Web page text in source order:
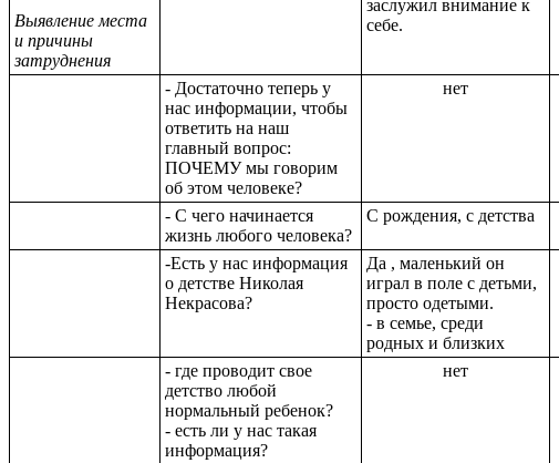
Выявление места
и причины
затруднения
заслужил внимание к
себе.
- Достаточно теперь у
нас информации, чтобы
ответить на наш
главный вопрос:
ПОЧЕМУ мы говорим
об этом человеке?
нет
- С чего начинается
жизнь любого человека?
С рождения, с детства
-Есть у нас информация
о детстве Николая
Некрасова?
Да , маленький он
играл в поле с детьми,
просто одетыми.
- в семье, среди
родных и близких
- где проводит свое
детство любой
нормальный ребенок?
- есть ли у нас такая
информация?
нет